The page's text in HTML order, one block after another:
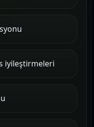
iyileştirmeleri